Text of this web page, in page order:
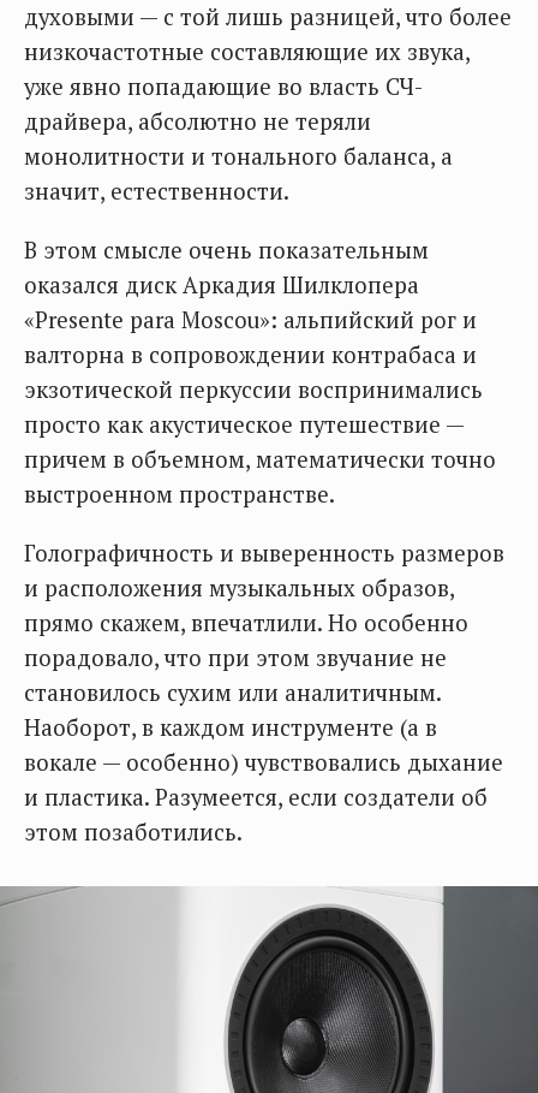
духовыми — с той лишь разницей, что более
низкочастотные составляющие их звука,
уже явно попадающие во власть СЧ-
драйвера, абсолютно не теряли
монолитности и тонального баланса, а
значит, естественности.
В этом смысле очень показательным
оказался диск Аркадия Шилклопера
«Presente para Moscou»: альпийский рог и
валторна в сопровождении контрабаса и
экзотической перкуссии воспринимались
просто как акустическое путешествие —
причем в объемном, математически точно
выстроенном пространстве.
Голографичность и выверенность размеров
и расположения музыкальных образов,
прямо скажем, впечатлили. Но особенно
порадовало, что при этом звучание не
становилось сухим или аналитичным.
Наоборот, в каждом инструменте (а в
вокале — особенно) чувствовались дыхание
и пластика. Разумеется, если создатели об
этом позаботились.